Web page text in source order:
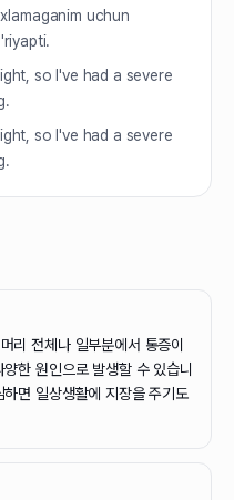
uchun
so I've had a severe
so I've had a severe
리 전체나 일부분에서 통증이
한 원인으로 발생할 수 있습니
면 일상생활에 지장을 주기도